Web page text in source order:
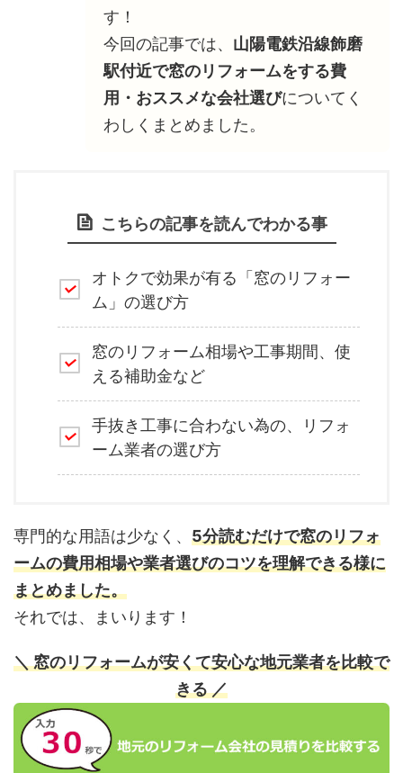
す！
今回の記事では、 山陽電鉄沿線飾磨
駅付近で窓のリフォームをする費
用・おススメな会社選びについてく
わしくまとめました。
こちらの記事を読んでわかる事
オトクで効果が有る「窓のリフォー
ム」の選び方
窓のリフォーム相場や工事期間、使
える補助金など
手抜き工事に合わない為の、リフォ
ーム業者の選び方
専門的な用語は少なく、 5分読むだけで窓のリフォ
ームの費用相場や業者選びのコツを理解できる様に
まとめました。
それでは、まいります！
＼ 窓のリフォームが安くて安心な地元業者を比較で
きる ／